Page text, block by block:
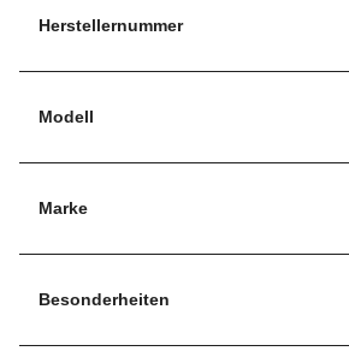
Herstellernummer
Modell
Marke
Besonderheiten